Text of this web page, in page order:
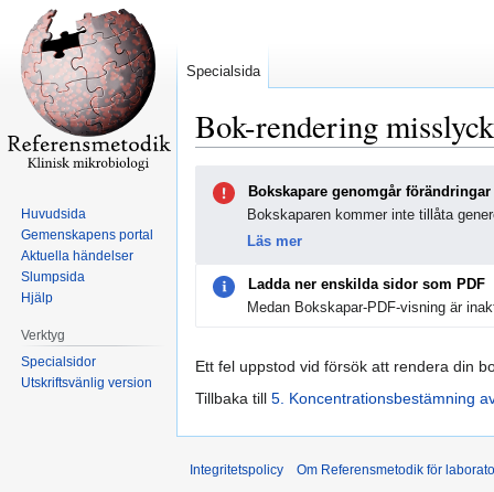
Bok-rendering
navigering
Bokskapare genomgår förändringar
Bokskaparen kommer inte tillåta
Läs mer
Ladda ner enskilda sidor som PDF
Medan Bokskapar-PDF-visning är
Ett fel uppstod vid försök att rendera din
Tillbaka till 5. Koncentrationsbestämning
Specialsida
Huvudsida
Gemenskapens portal
Aktuella händelser
Slumpsida
Hjälp
Verktyg
Specialsidor
Utskriftsvänlig version
Integritetspolicy Om Referensmetodik för